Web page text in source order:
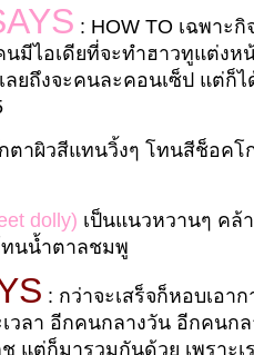
: HOW TO เฉพาะ
นมีไอเดียที่จะทำฮาวทูแต่ง
ลยถึงจะคนละคอนเซ็ป แต่ก็
ตาผิวสีแทนวิ้งๆ โทนสีช็อค
dolly) เป็นแนวหวานๆ คล้
ทนน้ำตาลชมพู
: กว่าจะเสร็จก็หอบเอา
วลา อีกคนกลางวัน อีกคนก
แต่ก็มารวมกันด้วย เพราะเ